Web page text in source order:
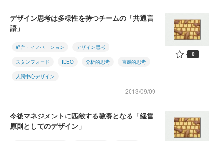
デザイン思考は多様性を持つチームの「共通言
語」
経営・イノベーション デザイン思考
スタンフォード IDEO 分析的思考 直感的思考
人間中心デザイン
2013/09/09
0
今後マネジメントに匹敵する教養となる「経営
原則としてのデザイン」